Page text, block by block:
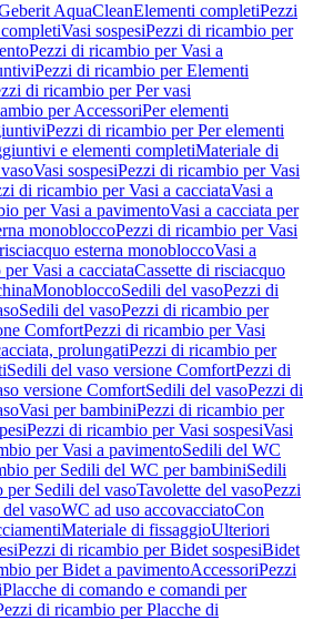
AquaCleanElementi completiPezzi
Vasi sospesiPezzi di ricambio per
Pezzi di ricambio per Vasi a
Pezzi di ricambio per Elementi
di ricambio per Per vasi
per AccessoriPer elementi
Pezzi di ricambio per Per elementi
e elementi completiMateriale di
Vasi sospesiPezzi di ricambio per Vasi
di ricambio per Vasi a cacciataVasi a
per Vasi a pavimentoVasi a cacciata per
monobloccoPezzi di ricambio per Vasi
esterna monobloccoVasi a
Vasi a cacciataCassette di risciacquo
MonobloccoSedili del vasoPezzi di
Sedili del vasoPezzi di ricambio per
ComfortPezzi di ricambio per Vasi
prolungatiPezzi di ricambio per
Sedili del vaso versione ComfortPezzi di
versione ComfortSedili del vasoPezzi di
Vasi per bambiniPezzi di ricambio per
Pezzi di ricambio per Vasi sospesiVasi
per Vasi a pavimentoSedili del WC
per Sedili del WC per bambiniSedili
per Sedili del vasoTavolette del vasoPezzi
vasoWC ad uso accovacciatoCon
Materiale di fissaggioUlteriori
Pezzi di ricambio per Bidet sospesiBidet
per Bidet a pavimentoAccessoriPezzi
Placche di comando e comandi per
di ricambio per Placche di